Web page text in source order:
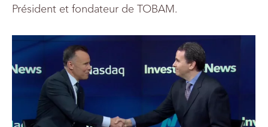
Président et fondateur de TOBAM.